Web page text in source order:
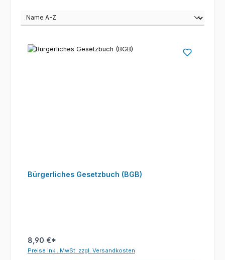
Bürgerliches Gesetzbuch (BGB)
8,90 €*
Preise inkl. MwSt. zzgl. Versandkosten